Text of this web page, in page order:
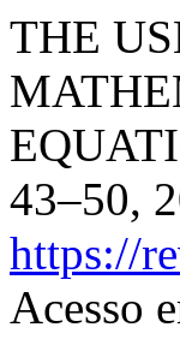
THE
43–50,
https://
Acesso